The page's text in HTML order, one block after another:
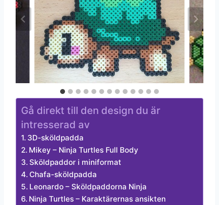
Gå direkt till den design du är
intresserad av
3D-sköldpadda
Mikey – Ninja Turtles Full Body
Sköldpaddor i miniformat
Chafa-sköldpadda
Leonardo – Sköldpaddorna Ninja
Ninja Turtles – Karaktärernas ansikten